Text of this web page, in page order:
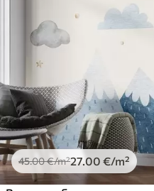
45.00€/m²27.00 €/m²